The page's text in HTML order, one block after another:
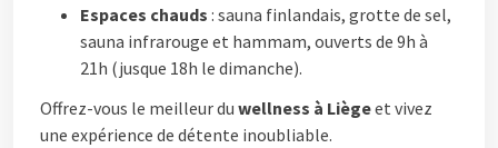
Espaces chauds : sauna finlandais, grotte de sel,
sauna infrarouge et hammam, ouverts de 9h à
21h (jusque 18h le dimanche).
Offrez-vous le meilleur du wellness à Liègeet vivez
une expérience de détente inoubliable.